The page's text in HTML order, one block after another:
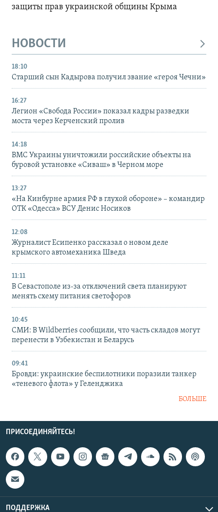
защиты прав украинской общины Крыма
НОВОСТИ
18:10
Старший сын Кадырова получил звание «героя Чечни»
16:27
Легион «Свобода России» показал кадры разведки
моста через Керченский пролив
14:18
ВМС Украины уничтожили российские объекты на
буровой установке «Сиваш» в Черном море
13:27
«На Кинбурне армия РФ в глухой обороне» – командир
ОТК «Одесса» ВСУ Денис Носиков
12:08
Журналист Есипенко рассказал о новом деле
крымского автомеханика Шведа
11:11
В Севастополе из-за отключений света планируют
менять схему питания светофоров
10:45
СМИ: В Wildberries сообщили, что часть складов могут
перенести в Узбекистан и Беларусь
09:41
Бровди: украинские беспилотники поразили танкер
«теневого флота» у Геленджика
БОЛЬШЕ
ПРИСОЕДИНЯЙТЕСЬ!
ПОДДЕРЖКА